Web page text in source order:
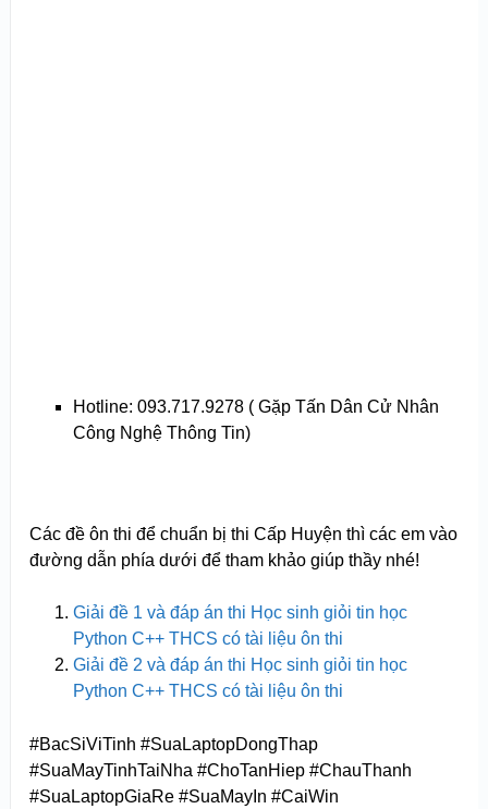
Hotline: 093.717.9278 ( Gặp Tấn Dân Cử Nhân
Công Nghệ Thông Tin)
Các đề ôn thi để chuẩn bị thi Cấp Huyện thì các em vào
đường dẫn phía dưới để tham khảo giúp thầy nhé!
Giải đề 1 và đáp án thi Học sinh giỏi tin học
Python C++ THCS có tài liệu ôn thi
Giải đề 2 và đáp án thi Học sinh giỏi tin học
Python C++ THCS có tài liệu ôn thi
#BacSiViTinh #SuaLaptopDongThap
#SuaMayTinhTaiNha #ChoTanHiep #ChauThanh
#SuaLaptopGiaRe #SuaMayIn #CaiWin